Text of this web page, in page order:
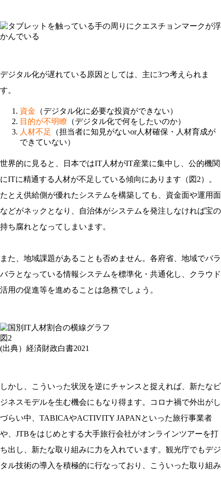
デジタル化が遅れている原因としては、主に3つ考えられま
す。
資金 （デジタル化に必要な投資ができない）
目的が不明瞭 （デジタル化で何をしたいのか）
人材不足
（担当者に知見がないor人材確保・人材育成が
できていない）
世界的に見ると、日本ではIT人材がIT産業に集中し、公的機関
にITに精通する人材が不足している傾向にあります（図2）。
たとえ供給側が優れたシステムを構築しても、資金面や運用面
などがネックとなり、自治体がシステムを発注しなければ宝の
持ち腐れとなってしまいます。
また、地域課題があることも否めません。各府省、地域でバラ
バラとなっている情報システムを標準化・共通化し、クラウド
活用の促進等を進めることは急務でしょう。
図2
(出典）経済財政白書2021
しかし、こういった状況を逆にチャンスと捉えれば、新たなビ
ジネスモデルを生む機会にもなり得ます。コロナ禍で外出がし
づらい中、TABICAやACTIVITY JAPANといった旅行事業者
や、JTBをはじめとする大手旅行会社がオンラインツアーを打
ち出し、新たな取り組みに力を入れています。観光庁でもデジ
タル技術の導入を積極的に行なっており、こういった取り組み